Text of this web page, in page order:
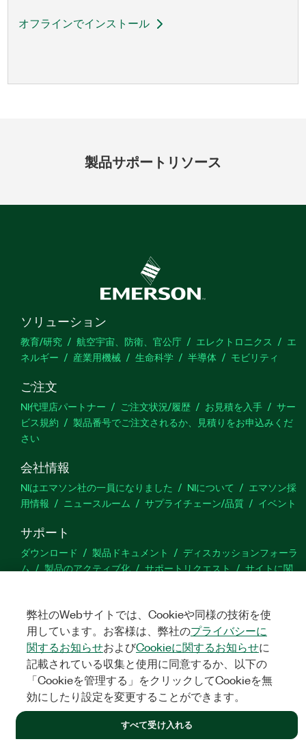
オフラインでインストール
製品サポート リソース
ソリューション
教育/研究 航空宇宙、防衛、官公庁 エレクトロニクス
エ
ネルギー
産業用機械 生命科学 半導体 モビリティ
ご注文
NI代理店パートナー ご注文状況/履歴 お見積を入手
サー
ビス規約
製品番号でご注文されるか、見積りをお申込みくだ
さい
会社情報
NIはエマソン社の一員になりました NIについて
エマソン採
用情報
ニュースルーム サプライチェーン/品質 イベント
サポート
ダウンロード 製品ドキュメント
ディスカッションフォーラ
ム
製品のアクティブ化 サポートリクエスト
サイトに関
TwitterYouTube
NATIONAL INSTRUMENTS CORP. ALL RIGHTS RESERVED.
弊社のWebサイトでは、Cookieや同様の技術を使
用しています。お客様は、弊社のプライバシーに
関するお知らせおよびCookieに関するお知らせに
記載されている収集と使用に同意するか、以下の
「Cookieを管理する」をクリックしてCookieを無
効にしたり設定を変更することができます。
すべて受け入れる